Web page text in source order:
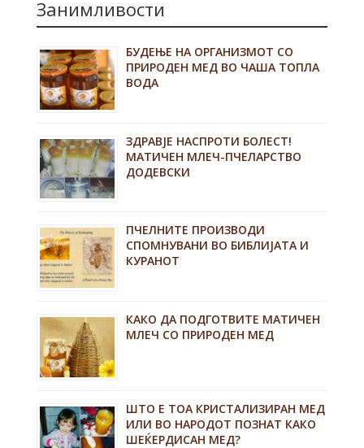
Занимливости
БУДЕЊЕ НА ОРГАНИЗМОТ СО
ПРИРОДЕН МЕД ВО ЧАША ТОПЛА
ВОДА
ЗДРАВЈЕ НАСПРОТИ БОЛЕСТ!
МАТИЧЕН МЛЕЧ-ПЧЕЛАРСТВО
ДОДЕВСКИ
ПЧЕЛНИТЕ ПРОИЗВОДИ
СПОМНУВАНИ ВО БИБЛИЈАТА И
КУРАНОТ
КАКО ДА ПОДГОТВИТЕ МАТИЧЕН
МЛЕЧ СО ПРИРОДЕН МЕД
ШТО Е ТОА КРИСТАЛИЗИРАН МЕД
ИЛИ ВО НАРОДОТ ПОЗНАТ КАКО
ШЕЌЕРДИСАН МЕД?